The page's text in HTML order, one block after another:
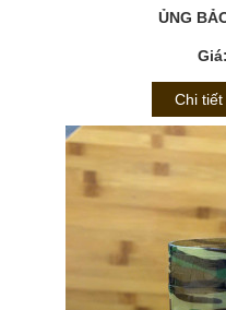
ỦNG
Giá:
Chi tiết